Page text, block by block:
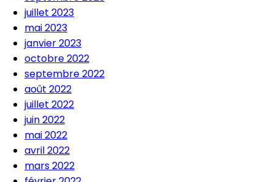
juillet 2023
mai 2023
janvier 2023
octobre 2022
septembre 2022
août 2022
juillet 2022
juin 2022
mai 2022
avril 2022
mars 2022